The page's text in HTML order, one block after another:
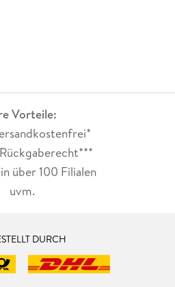
Vorteile:
über 100 Filialen
uvm.
DURCH